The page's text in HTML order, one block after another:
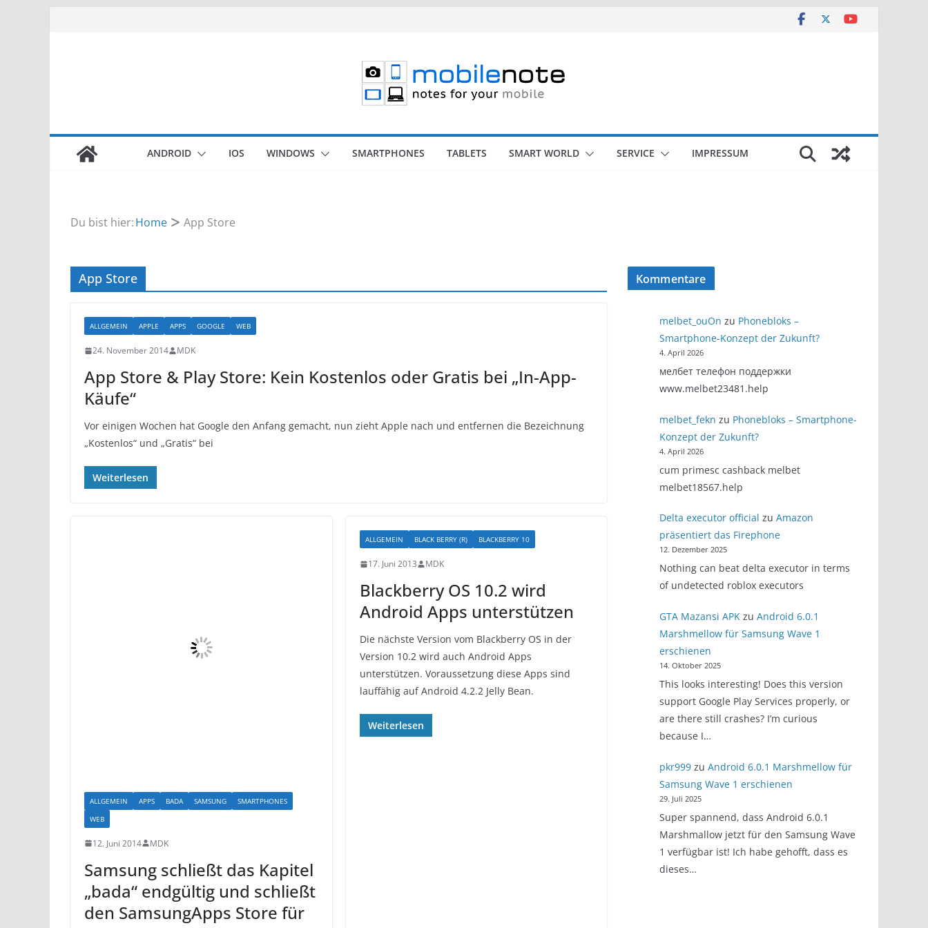
ANDROID IOS WINDOWS SMARTPHONES TABLETS SMART WORLD SERVICE IMPRESSUM
Du bist hier:Home App Store
App Store
ALLGEMEIN APPLE APPS GOOGLE WEB
24. November 2014 MDK
App Store & Play Store: Kein Kostenlos oder Gratis bei „In-App-
Käufe“
Vor einigen Wochen hat Google den Anfang gemacht, nun zieht Apple nach und entfernen die Bezeichnung
„Kostenlos“ und „Gratis“ bei
Weiterlesen
ALLGEMEIN APPS BADA SAMSUNG
SMARTPHONES
WEB
12. Juni 2014 MDK
Samsung schließt das Kapitel
„bada“ endgültig und schließt
den SamsungApps Store für
ALLGEMEIN BLACK BERRY (R) BLACKBERRY 10
17. Juni 2013 MDK
Blackberry OS 10.2 wird
Android Apps unterstützen
Die nächste Version vom Blackberry OS in der
Version 10.2 wird auch Android Apps
unterstützen. Voraussetzung diese Apps sind
lauffähig auf Android 4.2.2 Jelly Bean.
Weiterlesen
Kommentare
melbet_ouOn zu Phonebloks –
Smartphone-Konzept der Zukunft?
4. April 2026
мелбет телефон поддержки
www.melbet23481.help
melbet_fekn zu Phonebloks – Smartphone-
Konzept der Zukunft?
4. April 2026
cum primesc cashback melbet
melbet18567.help
Delta executor official zu Amazon
präsentiert das Firephone
12. Dezember 2025
Nothing can beat delta executor in terms
of undetected roblox executors
GTA Mazansi APKzu Android 6.0.1
Marshmellow für Samsung Wave 1
erschienen
14. Oktober 2025
This looks interesting! Does this version
support Google Play Services properly, or
are there still crashes? I’m curious
because I…
pkr999zu Android 6.0.1 Marshmellow für
Samsung Wave 1 erschienen
29. Juli 2025
Super spannend, dass Android 6.0.1
Marshmallow jetzt für den Samsung Wave
1 verfügbar ist! Ich habe gehofft, dass es
dieses…